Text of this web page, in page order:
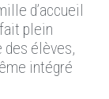
d’accueil
plein
des élèves,
intégré